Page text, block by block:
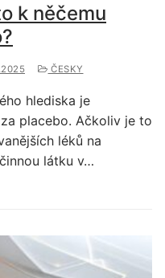
k něčemu
ČESKY
hlediska je
placebo. Ačkoliv je to
léků na
látku v…